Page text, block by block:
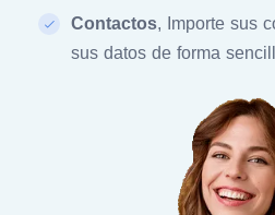
Contactos, Importe sus
sus datos de forma